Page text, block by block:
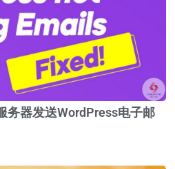
务器发送WordPress电子邮